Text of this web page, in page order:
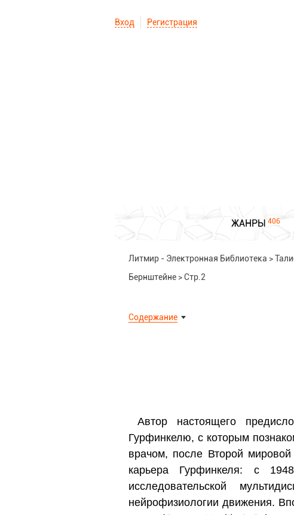
Вход Регистрация
ЖАНРЫ 406
Литмир - Электронная Библиотека >
Бернштейне >Стр.2
Содержание
Автор настоящего
Гурфинкелю, с которым
врачом, после Второй
карьера Гурфинкеля: с
исследовательской
нейрофизиологии движения.